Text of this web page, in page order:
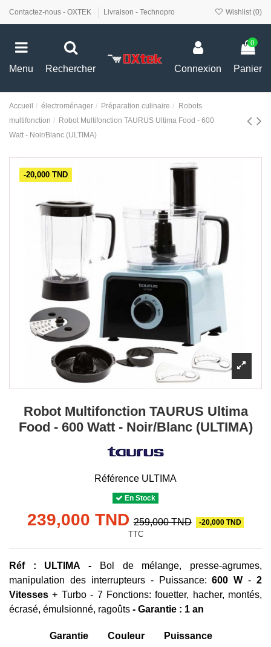
Contactez-nous - OXTEK Livraison - Technopro Wishlist (0)
Menu Rechercher Connexion
0
Panier
Accueil électroménager Préparation culinaire
Robots
multifonction
Robot Multifonction TAURUS Ultima Food - 600
Watt - Noir/Blanc (ULTIMA)
-20,000 TND
Robot Multifonction TAURUS Ultima
Food - 600 Watt - Noir/Blanc (ULTIMA)
Référence ULTIMA
En Stock
239,000 TND 259,000 TND -20,000 TND
TTC
Réf : ULTIMA - Bol de mélange, presse-agrumes,
manipulation des interrupteurs - Puissance:600 W - 2
Vitesses + Turbo - 7 Fonctions: fouetter, hacher, montés,
écrasé, émulsionné, ragoûts - Garantie : 1 an
Garantie Couleur Puissance